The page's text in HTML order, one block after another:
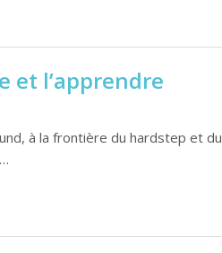
et l’apprendre
à la frontière du hardstep et du